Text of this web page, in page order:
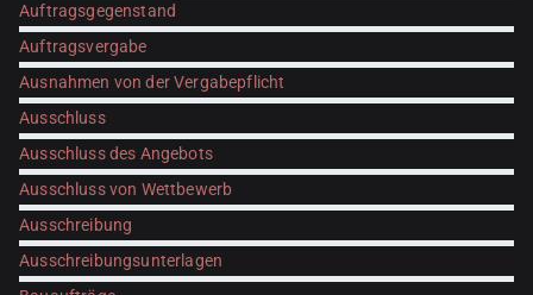
Auftragsgegenstand
Auftragsvergabe
Ausnahmen von der Vergabepflicht
Ausschluss
Ausschluss des Angebots
Ausschluss von Wettbewerb
Ausschreibung
Ausschreibungsunterlagen